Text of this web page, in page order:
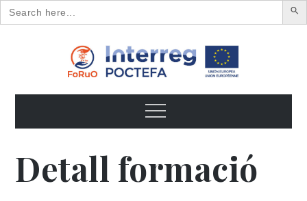
Search
for:
FoRuO
frutos
Menu
Detall formació